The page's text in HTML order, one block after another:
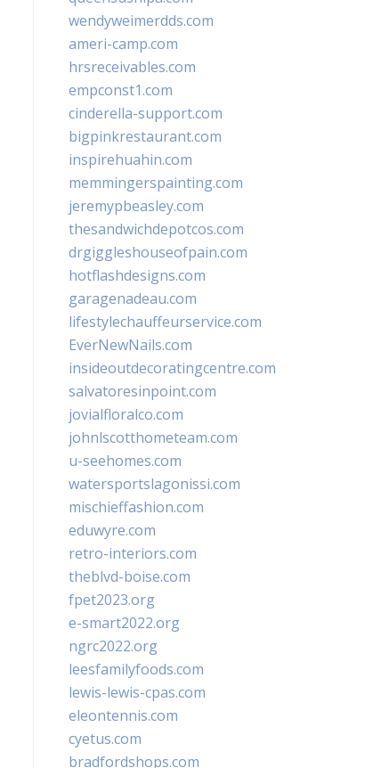
wendyweimerdds.com
ameri-camp.com
hrsreceivables.com
empconst1.com
cinderella-support.com
bigpinkrestaurant.com
inspirehuahin.com
memmingerspainting.com
jeremypbeasley.com
thesandwichdepotcos.com
drgiggleshouseofpain.com
hotflashdesigns.com
garagenadeau.com
lifestylechauffeurservice.com
EverNewNails.com
insideoutdecoratingcentre.com
salvatoresinpoint.com
jovialfloralco.com
johnlscotthometeam.com
u-seehomes.com
watersportslagonissi.com
mischieffashion.com
eduwyre.com
retro-interiors.com
theblvd-boise.com
fpet2023.org
e-smart2022.org
ngrc2022.org
leesfamilyfoods.com
lewis-lewis-cpas.com
eleontennis.com
cyetus.com
bradfordshops.com